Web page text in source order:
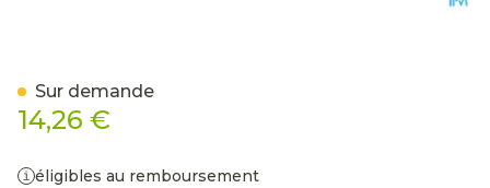
14,26 €
éligibles au remboursement
Sur demande